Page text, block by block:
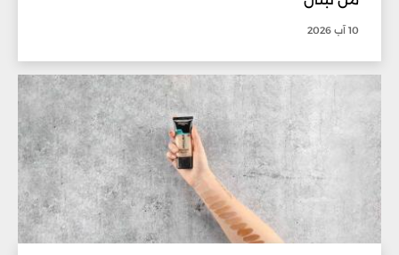
10 آب 2026